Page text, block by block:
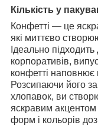
Кількість у
Конфетті — це
які миттєво
Ідеально
корпоративів,
конфетті наповнює
Розсипаючи його
хлопавок, ви
яскравим акцентом
форм і кольорів